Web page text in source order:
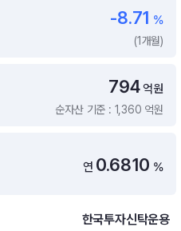
-8.71 %
(1개월)
794 억원
순자산 기준 : 1,360 억원
연 0.6810 %
한국투자신탁운용
ETF 랭킹 · ETF 찾기 · 종목찾기